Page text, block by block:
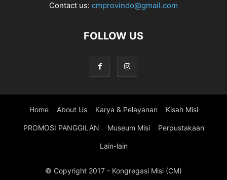
Contact us: cmprovindo@gmail.com
FOLLOW US
Home About Us Karya & Pelayanan Kisah Misi
PROMOSI PANGGILAN Museum Misi Perpustakaan
Lain-lain
© Copyright 2017 - Kongregasi Misi (CM)